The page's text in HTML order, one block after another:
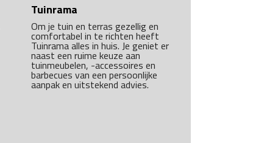
Tuinrama
Om je tuin en terras gezellig en
comfortabel in te richten heeft
Tuinrama alles in huis. Je geniet er
naast een ruime keuze aan
tuinmeubelen, -accessoires en
barbecues van een persoonlijke
aanpak en uitstekend advies.